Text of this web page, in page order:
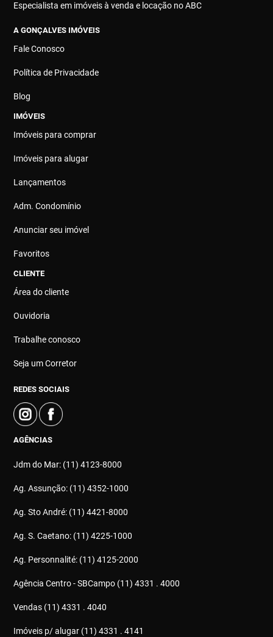
Especialista em imóveis à venda e locação no ABC
A GONÇALVES IMÓVEIS
Fale Conosco
Política de Privacidade
Blog
IMÓVEIS
Imóveis para comprar
Imóveis para alugar
Lançamentos
Adm. Condomínio
Anunciar seu imóvel
Favoritos
CLIENTE
Área do cliente
Ouvidoria
Trabalhe conosco
Seja um Corretor
REDES SOCIAIS
AGÊNCIAS
Jdm do Mar: (11) 4123-8000
Ag. Assunção: (11) 4352-1000
Ag. Sto André: (11) 4421-8000
Ag. S. Caetano: (11) 4225-1000
Ag. Personnalité: (11) 4125-2000
Agência Centro - SBCampo (11) 4331 . 4000
Vendas (11) 4331 . 4040
Imóveis p/ alugar (11) 4331 . 4141